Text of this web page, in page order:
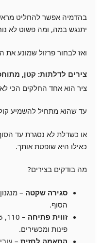
בהדמיה אפשר להחליט
יתנגש במה, ומה פשוט לא
ואז לבחור פרזול שמונע את
צירים לדלתות: קטן,
ציר הוא אחד החלקים הכי
עד שהוא מתחיל להשמיע
או כשדלת לא נסגרת עד
כאילו היא שופטת אותך.
מה בודקים בצירים?
סגירה שקטה –
הסוף.
זווית פתיחה
פינות ומכשירים.
התאמה לחזית –